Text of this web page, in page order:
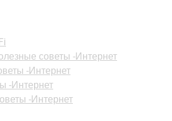
советы -Интернет
-Интернет
-Интернет
-Интернет